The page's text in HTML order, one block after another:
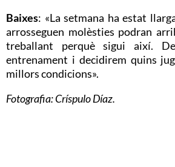
Baixes: «La setmana ha estat
arrosseguen molèsties podran
treballant perquè sigui així.
entrenament i decidirem quins
millors condicions».
Fotografia: Críspulo Díaz.